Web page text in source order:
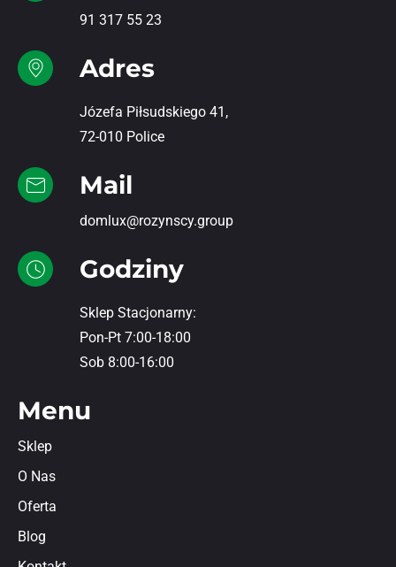
91 317 55 23
Adres
Józefa Piłsudskiego 41,
72-010 Police
Mail
domlux@rozynscy.group
Godziny
Sklep Stacjonarny:
Pon-Pt 7:00-18:00
Sob 8:00-16:00
Menu
Sklep
O Nas
Oferta
Blog